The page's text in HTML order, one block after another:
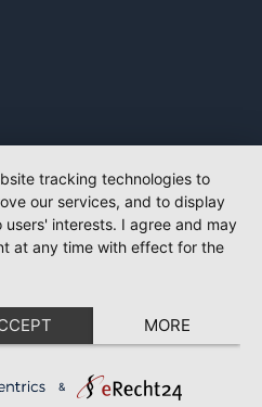
tracking technologies to
our services, and to display
interests. I agree and may
at any time with effect for the
MORE
&